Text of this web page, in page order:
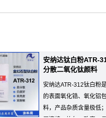
安纳达钛白粉ATR-
分散二氧化钛颜料
安纳达ATR-312钛白粉
的表面氧化锆、氧化铝
料，产品杂质含量极低